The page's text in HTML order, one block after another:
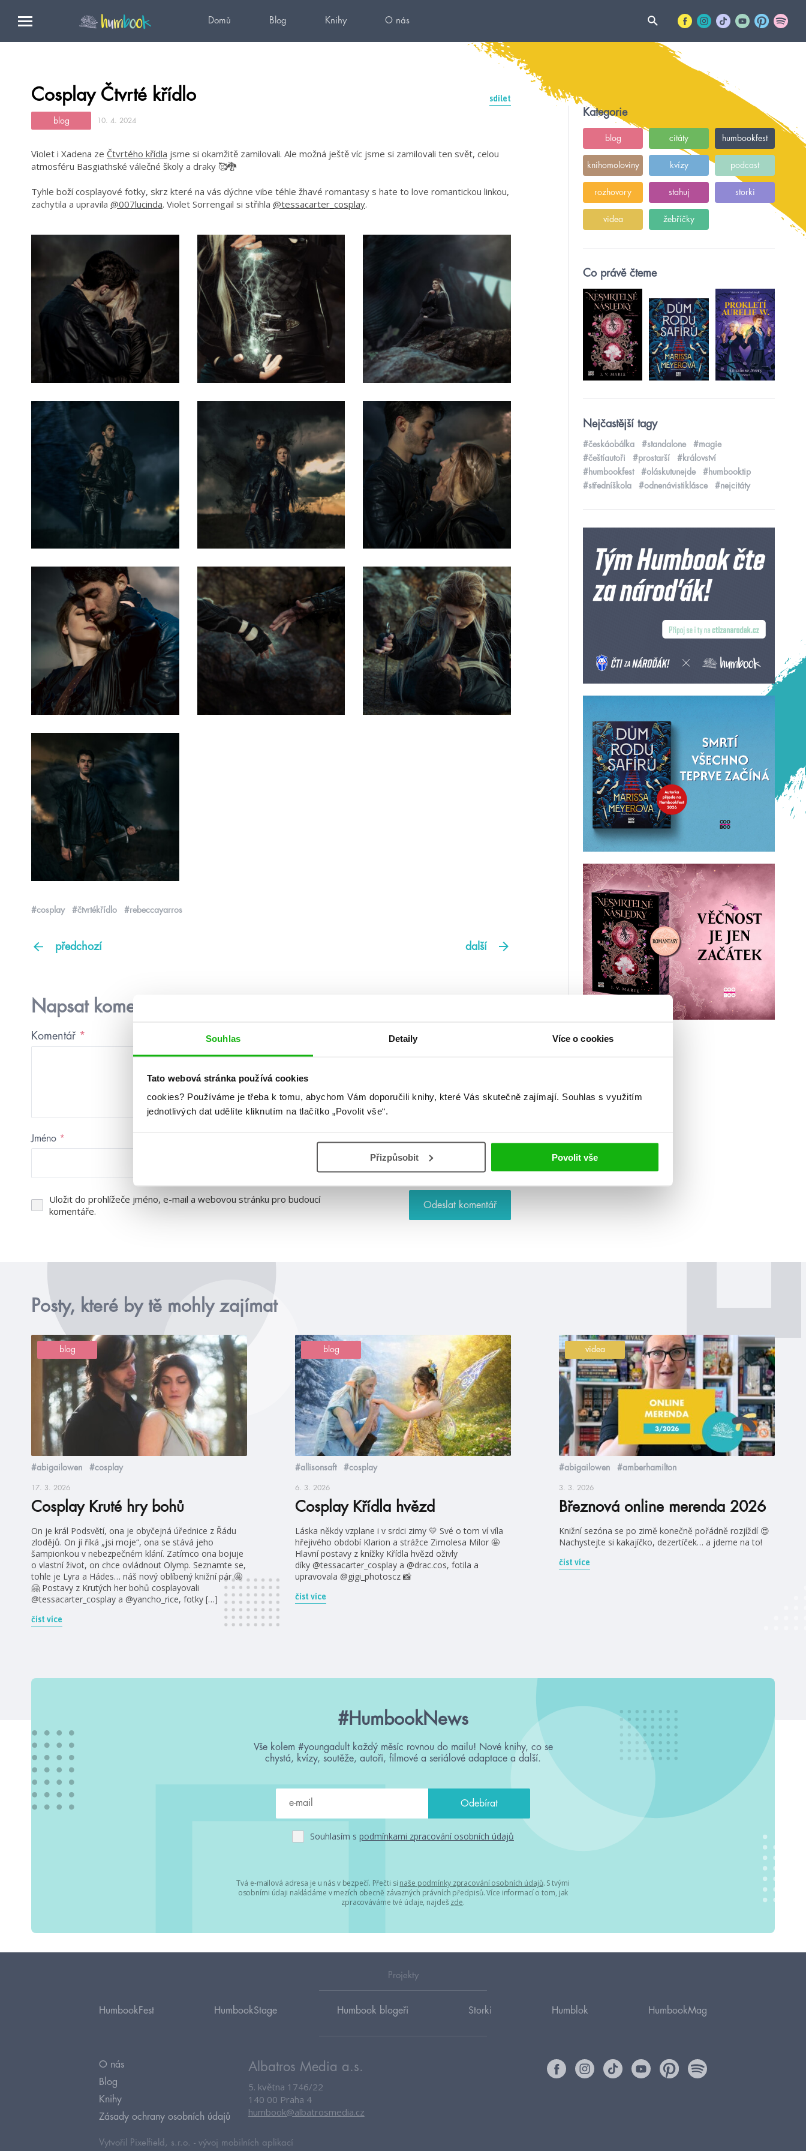
Souhlas Detaily Více o cookies
Tato webová stránka používá cookies
cookies? Používáme je třeba k tomu, abychom Vám doporučili knihy, které Vás skutečně zajímají. Souhlas s využitím
jednotlivých dat udělíte kliknutím na tlačítko „Povolit vše“.
Přizpůsobit Povolit vše
Domů Blog Knihy O nás
Cosplay Čtvrté křídlo sdílet
blog 10. 4. 2024
Violet i Xadena ze Čtvrtého křídla jsme si okamžitě zamilovali. Ale možná ještě víc jsme si zamilovali ten svět, celou
atmosféru Basgiathské válečné školy a draky 🥰🐉
Tyhle boží cosplayové fotky, skrz které na vás dýchne vibe téhle žhavé romantasy s hate to love romantickou linkou,
zachytila a upravila @007lucinda. Violet Sorrengail si střihla @tessacarter_cosplay.
#cosplay #čtvrtékřídlo #rebeccayarros
předchozí další
Napsat komentář
Komentář *
Jméno *
Uložit do prohlížeče jméno, e-mail a webovou stránku pro budoucí
komentáře.
Kategorie
blog citáty humbookfest
knihomoloviny kvízy podcast
rozhovory stahuj storki
videa žebříčky
Co právě čteme
Nejčastější tagy
#českáobálka #standalone
#magie
#češtíautoři
#prostarší
#království
#humbookfest
#oláskutunejde
#humbooktip
#středníškola
#odnenávistiklásce #nejcitáty
Posty, které by tě mohly zajímat
blog
#abigailowen #cosplay
17. 3. 2026
Cosplay Kruté hry bohů
On je král Podsvětí, ona je obyčejná úřednice z Řádu
zlodějů. On jí říká „jsi moje“, ona se stává jeho
šampionkou v nebezpečném klání. Zatímco ona bojuje
o vlastní život, on chce ovládnout Olymp. Seznamte se,
tohle je Lyra a Hádes… náš nový oblíbený knižní pár 🤩
🤗 Postavy z Krutých her bohů cosplayovali
@tessacarter_cosplay a @yancho_rice, fotky […]
číst více
blog
#allisonsaft #cosplay
6. 3. 2026
Cosplay Křídla hvězd
Láska někdy vzplane i v srdci zimy 💛 Své o tom ví víla
hřejivého období Klarion a strážce Zimolesa Milor 🤩
Hlavní postavy z knížky Křídla hvězd oživly
díky @tessacarter_cosplay a @drac.cos, fotila a
upravovala @gigi_photoscz 📸
číst více
videa
#abigailowen #amberhamilton
3. 3. 2026
Březnová online merenda 2026
Knižní sezóna se po zimě konečně pořádně rozjíždí 😍
Nachystejte si kakajíčko, dezertíček… a jdeme na to!
číst více
#HumbookNews
Vše kolem #youngadult každý měsíc rovnou do mailu! Nové knihy, co se
chystá, kvízy, soutěže, autoři, filmové a seriálové adaptace a další.
Souhlasím s podmínkami zpracování osobních údajů
Tvá e-mailová adresa je u nás v bezpečí. Přečti si naše podmínky zpracování osobních údajů. S tvými
osobními údaji nakládáme v mezích obecně závazných právních předpisů. Více informací o tom, jak
zpracováváme tvé údaje, najdeš zde.
Projekty
HumbookFest HumbookStage Humbook blogeři Storki Humblok HumbookMag
O nás
Blog
Knihy
Zásady ochrany osobních údajů
Albatros Media a.s.
5. května 1746/22
140 00 Praha 4
humbook@albatrosmedia.cz
Vytvořil Pixelfield, s.r.o. - vývoj mobilních aplikací